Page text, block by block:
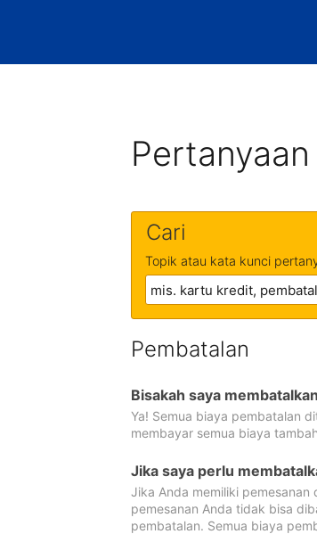
Cari
Topik atau kata kunci
Pembatalan
Bisakah saya
Ya! Semua biaya pembatalan
membayar semua biaya
Jika saya perlu
Jika Anda memiliki
pemesanan Anda tidak bisa
pembatalan. Semua biaya